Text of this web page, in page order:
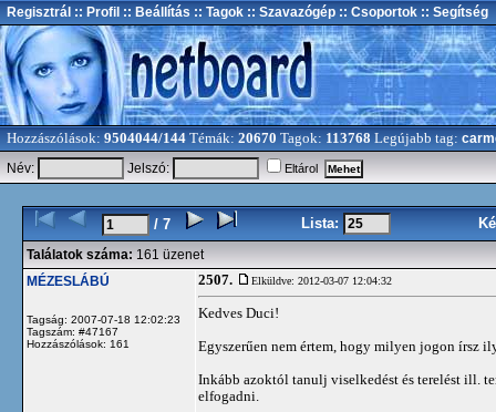
Regisztrál :: Profil :: Beállítás :: Tagok :: Szavazógép :: Csoportok :: Segítség
Hozzászólások: 9504044/144 Témák: 20670 Tagok: 113768 Legújabb tag:
Név:
Jelszó: Eltárol
/ 7 Lista:
Találatok száma: 161 üzenet
MÉZESLÁBÚ
Tagság: 2007-07-18 12:02:23
Tagszám: #47167
Hozzászólások: 161
2507. Elküldve: 2012-03-07 12:04:32
Kedves Duci!
Egyszerűen nem értem, hogy milyen jogon írsz
Inkább azoktól tanulj viselkedést és terelést ill.
elfogadni.